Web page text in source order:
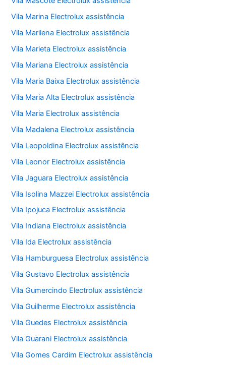
Vila Marina Electrolux assistência
Vila Marilena Electrolux assistência
Vila Marieta Electrolux assistência
Vila Mariana Electrolux assistência
Vila Maria Baixa Electrolux assistência
Vila Maria Alta Electrolux assistência
Vila Maria Electrolux assistência
Vila Madalena Electrolux assistência
Vila Leopoldina Electrolux assistência
Vila Leonor Electrolux assistência
Vila Jaguara Electrolux assistência
Vila Isolina Mazzei Electrolux assistência
Vila Ipojuca Electrolux assistência
Vila Indiana Electrolux assistência
Vila Ida Electrolux assistência
Vila Hamburguesa Electrolux assistência
Vila Gustavo Electrolux assistência
Vila Gumercindo Electrolux assistência
Vila Guilherme Electrolux assistência
Vila Guedes Electrolux assistência
Vila Guarani Electrolux assistência
Vila Gomes Cardim Electrolux assistência